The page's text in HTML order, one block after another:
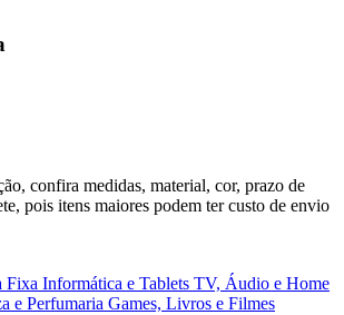
confira medidas, material, cor, prazo de
pois itens maiores podem ter custo de envio
Fixa Informática e Tablets TV, Áudio e Home
e Perfumaria Games, Livros e Filmes